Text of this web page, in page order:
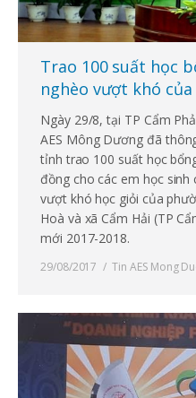
Trao 100 suất học
nghèo vượt khó của
Ngày 29/8, tại TP Cẩm
AES Mông Dương đã
tỉnh trao 100 suất học
đồng cho các em học sinh
vượt khó học giỏi của
Hoà và xã Cẩm Hải (TP
mới 2017-2018.
29/08/2017 Tin AES Mong